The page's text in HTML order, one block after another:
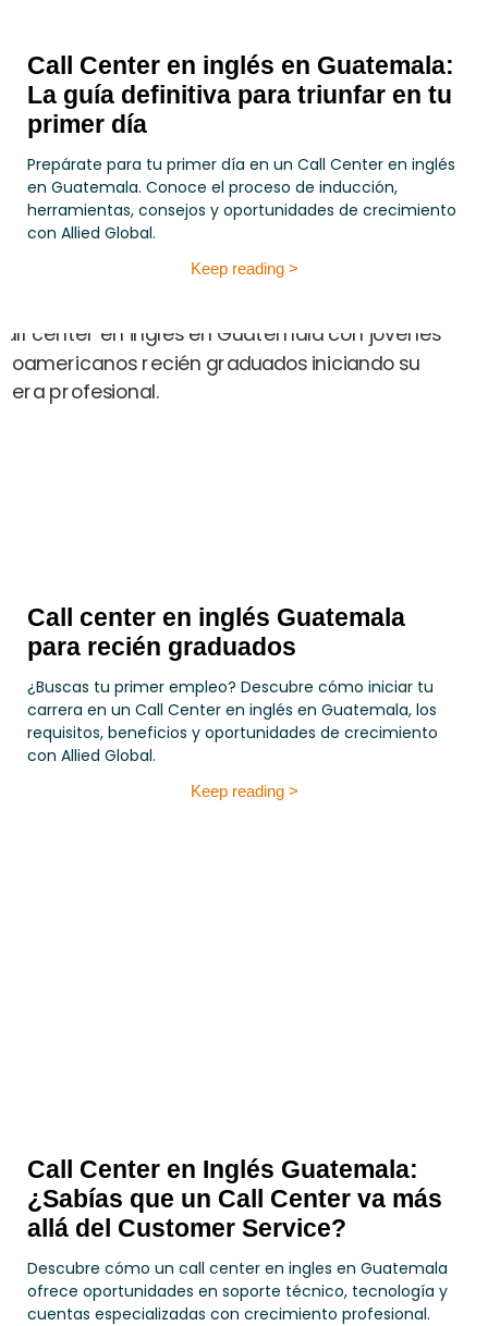
Call Center en inglés en Guatemala:
La guía definitiva para triunfar en tu
primer día
Prepárate para tu primer día en un Call Center en inglés
en Guatemala. Conoce el proceso de inducción,
herramientas, consejos y oportunidades de crecimiento
con Allied Global.
Keep reading >
Call center en inglés Guatemala
para recién graduados
¿Buscas tu primer empleo? Descubre cómo iniciar tu
carrera en un Call Center en inglés en Guatemala, los
requisitos, beneficios y oportunidades de crecimiento
con Allied Global.
Keep reading >
Call Center en Inglés Guatemala:
¿Sabías que un Call Center va más
allá del Customer Service?
Descubre cómo un call center en ingles en Guatemala
ofrece oportunidades en soporte técnico, tecnología y
cuentas especializadas con crecimiento profesional.